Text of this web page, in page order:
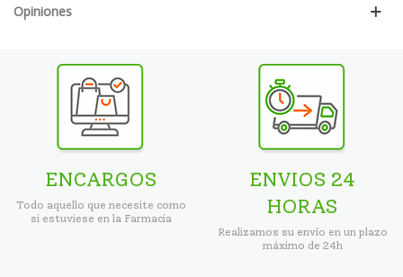
Opiniones
ENCARGOS
Todo aquello que necesite como
si estuviese en la Farmacia
ENVIOS 24
HORAS
Realizamos su envío en un plazo
máximo de 24h